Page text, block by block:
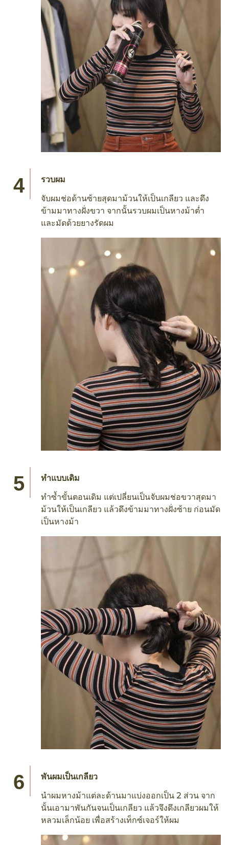
รวบผม
จับผมช่อด้านซ้ายสุดมาม้วนให้เป็นเกลียว และดึง
ข้ามมาทางฝั่งขวา จากนั้นรวบผมเป็นหางม้าต่ำ
และมัดด้วยยางรัดผม
ทำแบบเดิม
ทำซ้ำขั้นตอนเดิม แต่เปลี่ยนเป็นจับผมช่อขวาสุดมา
ม้วนให้เป็นเกลียว แล้วดึงข้ามมาทางฝั่งซ้าย ก่อนมัด
เป็นหางม้า
พันผมเป็นเกลียว
นำผมหางม้าแต่ละด้านมาแบ่งออกเป็น 2 ส่วน จาก
นั้นเอามาพันกันจนเป็นเกลียว แล้วจึงดึงเกลียวผมให้
หลวมเล็กน้อย เพื่อสร้างเท็กซ์เจอร์ให้ผม